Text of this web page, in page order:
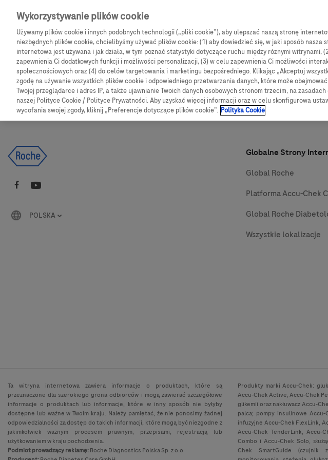
Skip to main content
CGM Produkty Blog Obsługa i pomoc
Products Articles
We are sorry, but no results were found for:
POLSKA
Globalne Strony
Global Roche
Platforma Accu-Chek
Global Roche
Wszystkie lokalizacje
Ta witryna internetowa zawiera informacje o produktach, które są
przeznaczone dla szerokiego grona odbiorców i mogą zawierać szczegółowe
informacje o produktach lub informacje, które w inny sposób nie byłyby
dostępne lub ważne w Twoim kraju. Należy pamiętać, że nie ponosimy żadnej
odpowiedzialności za dostęp do takich informacji, które mogą być niezgodne z
jakimkolwiek ważnym procesem prawnym, przepisami, rejestracją lub
użytkowaniem w kraju pochodzenia.
Podmiot prowadzący reklamę:Roche Diagnostics Polska Sp. z o.o
Produkty marki Accu-Chek:
Accu-Chek Active, Accu-Chek
glikemii oraz nakłuwacz Accu-
palca; pompy insulinowe
infuzyjne Accu-Chek FlexLink,
Accu-Chek TenderLink,
Combo i Accu-Chek Solo,
Chek SmartGuide (czujnik
Wykorzystywanie plików cookie
Używamy plików cookie i innych podobnych technologii („pliki cookie”), aby ulepszać naszą stronę
niezbędnych plików cookie, chcielibyśmy używać plików cookie: (1) aby dowiedzieć się, w jaki sposób nasza
internetowa jest używana i jak działa, w tym poznać statystyki dotyczące ruchu między róznymi witrynami,
zapewnienia Ci dodatkowych funkcji i możliwości personalizacji, (3) w celu zapewnienia Ci możliwości
społecznościowych oraz (4) do celów targetowania i marketingu bezpośredniego. Klikając „Akceptuj
zgodę na używanie wszystkich plików cookie i odpowiedniego przetwarzania danych, które może
Twojej przeglądarce i adres IP, a także ujawnianie Twoich danych osobowych stronom trzecim, na zasadach
naszej Polityce Cookie / Polityce Prywatności. Aby uzyskać więcej informacji oraz w celu skonfigurowa
wycofania swojej zgody, kliknij „Preferencje dotyczące plików cookie”. Polityka Cookie